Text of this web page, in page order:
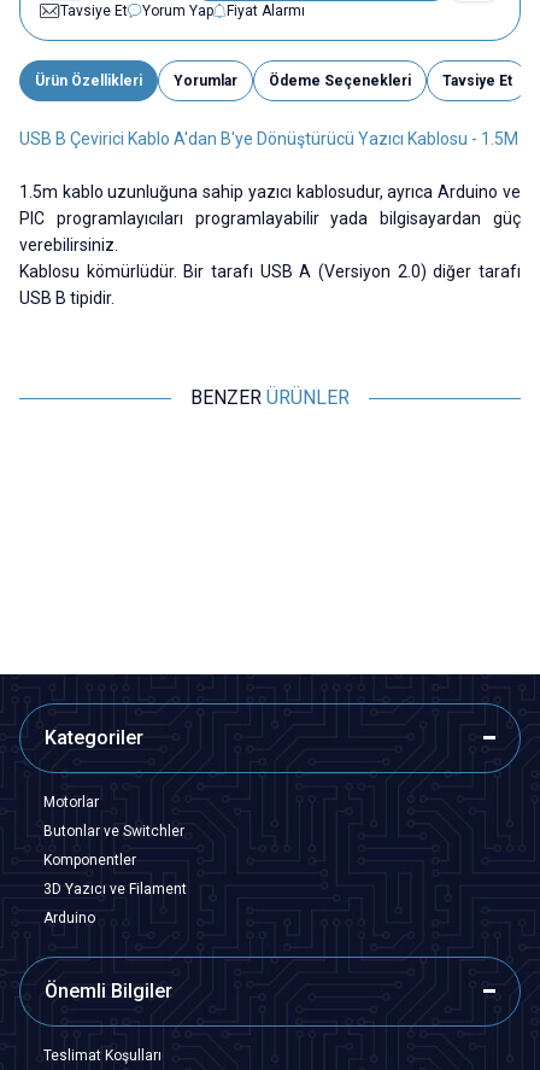
Tavsiye Et
Yorum Yap Fiyat Alarmı
Ürün Özellikleri Yorumlar Ödeme Seçenekleri Tavsiye Et
USB B Çevirici Kablo A'dan B'ye Dönüştürücü Yazıcı Kablosu - 1.5M
1.5m kablo uzunluğuna sahip yazıcı kablosudur, ayrıca Arduino ve
PIC programlayıcıları programlayabilir yada bilgisayardan güç
verebilirsiniz.
Kablosu kömürlüdür. Bir tarafı USB A (Versiyon 2.0) diğer tarafı
USB B tipidir.
BENZER ÜRÜNLER
Kategoriler
Motorlar
Butonlar ve Switchler
Komponentler
3D Yazıcı ve Filament
Arduino
Önemli Bilgiler
Teslimat Koşulları